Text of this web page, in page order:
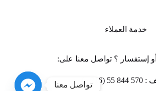
خدمة العملاء
إستفسار ؟ تواصل معنا على:
55 (216 +) تواصل معنا